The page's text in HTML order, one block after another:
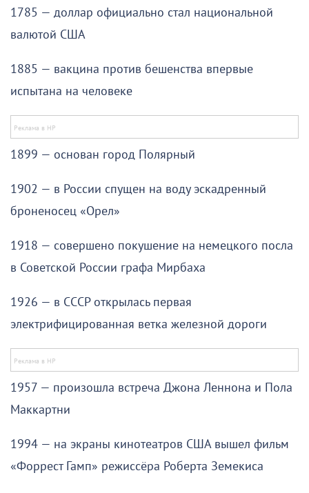
1785 — доллар официально стал национальной
валютой США
1885 — вакцина против бешенства впервые
испытана на человеке
1899 — основан город Полярный
1902 — в России спущен на воду эскадренный
броненосец «Орел»
1918 — совершено покушение на немецкого посла
в Советской России графа Мирбаха
1926 — в СССР открылась первая
электрифицированная ветка железной дороги
1957 — произошла встреча Джона Леннона и Пола
Маккартни
1994 — на экраны кинотеатров США вышел фильм
«Форрест Гамп» режиссёра Роберта Земекиса